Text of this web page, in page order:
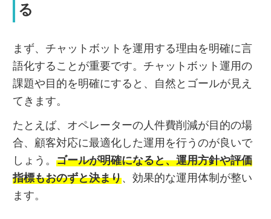
る
まず、チャットボットを運用する理由を明確に言
語化することが重要です。チャットボット運用の
課題や目的を明確にすると、自然とゴールが見え
てきます。
たとえば、オペレーターの人件費削減が目的の場
合、顧客対応に最適化した運用を行うのが良いで
しょう。 ゴールが明確になると、運用方針や評価
指標もおのずと決まり、効果的な運用体制が整い
ます。